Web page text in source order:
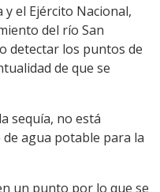
Link
y el Ejército Nacional,
del río San
detectar los puntos de
de que se
sequía, no está
agua potable para la
un punto por lo que se